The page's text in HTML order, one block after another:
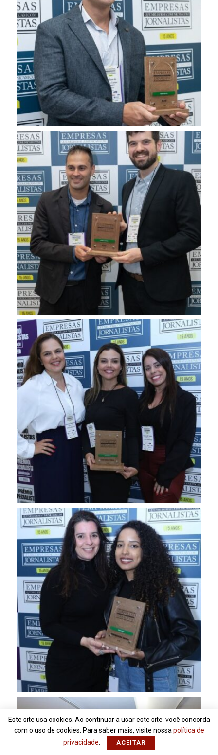
Este site usa cookies. Ao continuar a usar este site, você concorda
com o uso de cookies. Para saber mais, visite nossa política de
privacidade
ACEITAR